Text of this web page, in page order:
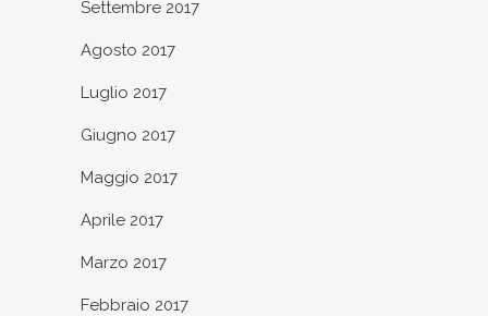
Settembre 2017
Agosto 2017
Luglio 2017
Giugno 2017
Maggio 2017
Aprile 2017
Marzo 2017
Febbraio 2017